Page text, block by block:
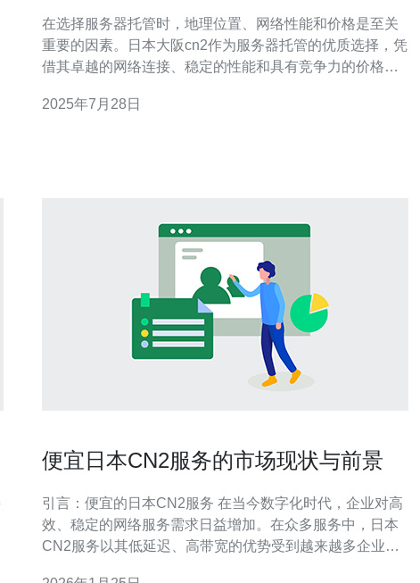
在选择服务器托管时，地理位置、网络性能和价格是至关
重要的因素。日本大阪cn2作为服务器托管的优质选择，凭
借其卓越的网络连接、稳定的性能和具有竞争力的价格，
大阪cn2是最佳、最便宜的服务器托管选项。 卓越的网络
2025年7月28日
便宜日本CN2服务的市场现状与前景
引言：便宜的日本CN2服务 在当今数字化时代，企业对高
效、稳定的网络服务需求日益增加。在众多服务中，日本
CN2服务以其低延迟、高带宽的优势受到越来越多企业的